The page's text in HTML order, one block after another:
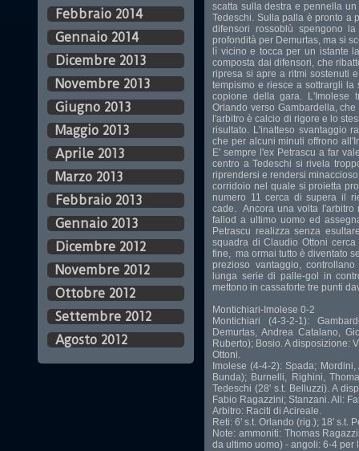
Febbraio 2014
Gennaio 2014
Dicembre 2013
Novembre 2013
Giugno 2013
Maggio 2013
Aprile 2013
Marzo 2013
Febbraio 2013
Gennaio 2013
Dicembre 2012
Novembre 2012
Ottobre 2012
Settembre 2012
Agosto 2012
scatta sulla destra e pennella
Tedeschi. Sulla palla è pronto a
difensori rossoblù spengono
profondità per Demurtas, ma si
lì vicino e tocca per un istante
composta dai difensori, che
ripresa si apre a ritmi sostenuti
tempismo e riesce a sottrargli
copione della gara. L'Imolese
Orlando verso Gambardella,
l'arbitro è calcio di rigore e lo
risultato. L'inatteso svantaggio
che per alcuni minuti offrono
E' sempre l'ex Petrascu a far
centro a Tedeschi si rivela
riprendersi e rendersi
corridoio nel quale si proietta
numero 11 cerca di supera il
cade. Ancora una volta l'arbitro
fallod a ultimo uomo ed
Petrascu realizza senza
squadra di Claudio Ottoni
fine, ma ormai tutto è diventato
prezioso vantaggio,
lunga serie di palle-gol in
mettono in cassaforte tre punti
Montichiari-Imolese 0-2
Montichiari (4-3-2-1):
Demurtas, Andrea Catalano,
Ruberto); Bosio. A disposizione:
Ottoni.
Imolese (4-4-2): Spada;
Bunda); Burnelli, Righini,
Tedeschi (28' s.t. Belluzzi). A
Fabio Ragazzini; Stanzani. All:
Arbitro: Raciti di Acireale.
Reti: 6' s.t. Orlando (rig.); 18' s.t.
Note: ammoniti: Thomas
da ultimo uomo) - angoli: 6-4